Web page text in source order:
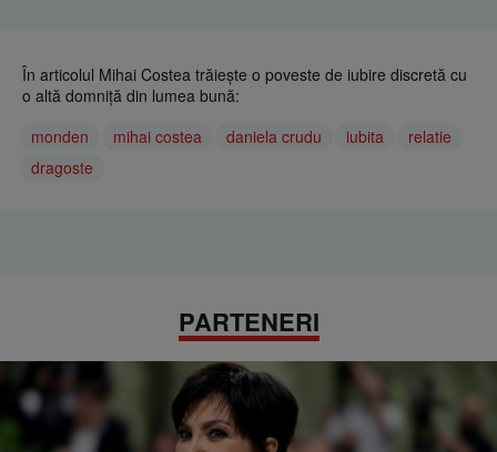
În articolul Mihai Costea trăieşte o poveste de iubire discretă cu
o altă domniţă din lumea bună:
monden
mihai costea daniela crudu iubita
relatie
dragoste
PARTENERI